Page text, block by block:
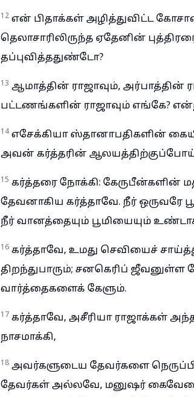
12 என் பிதாக்கள் அழித்துவிட்ட
தெலாசாரிலிருந்த ஏதேனின்
தப்புவித்ததுண்டோ?
13 ஆமாத்தின் ராஜாவும், அர்பாத்தின்
பட்டணங்களின் ராஜாவும் எங்கே?
14 எசேக்கியா ஸ்தானாபதிகளின்
அவன் கர்த்தரின் ஆலயத்திற்குப்போய்,
15 கர்த்தரை நோக்கி: கேருபீன்களின்
தேவனாகிய கர்த்தாவே. நீர்
நீர் வானத்தையும் பூமியையும்
16 கர்த்தாவே, உமது செவியைச்
திறந்துபாரும்; சனகெரிப் ஜீவனுள்ள
வார்த்தைகளைக் கேளும்.
17 கர்த்தாவே, அசீரியா ராஜாக்கள்
நாசமாக்கி,
18 அவர்களுடைய தேவர்களை
தேவர்கள் அல்லவே, மனுஷர்